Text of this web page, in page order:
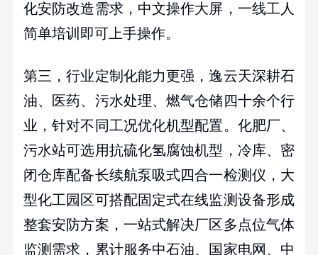
化安防改造需求，中文操作大屏，一线工人
简单培训即可上手操作。
第三，行业定制化能力更强，逸云天深耕石
油、医药、污水处理、燃气仓储四十余个行
业，针对不同工况优化机型配置。化肥厂、
污水站可选用抗硫化氢腐蚀机型，冷库、密
闭仓库配备长续航泵吸式四合一检测仪，大
型化工园区可搭配固定式在线监测设备形成
整套安防方案，一站式解决厂区多点位气体
监测需求，累计服务中石油、国家电网、中